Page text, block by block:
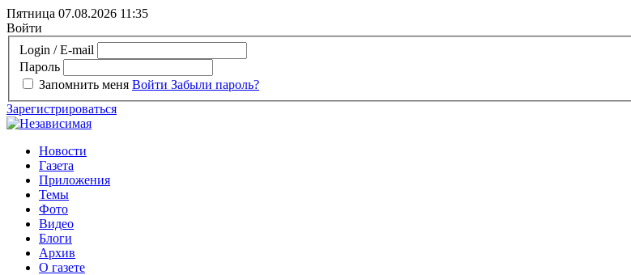
Пятница 07.08.2026 11:35
Войти
Login / E-mail
Пароль
Запомнить меня Войти Забыли пароль?
Зарегистрироваться
Новости
Газета
Приложения
Темы
Фото
Видео
Блоги
Архив
О газете